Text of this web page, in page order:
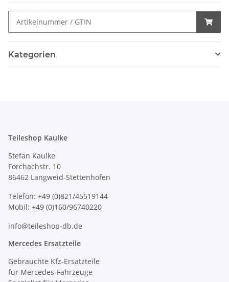
Kategorien
Teileshop Kaulke
Stefan Kaulke
Forchachstr. 10
86462 Langweid-Stettenhofen
Telefon: +49 (0)821/45519144
Mobil: +49 (0)160/96740220
info@teileshop-db.de
Mercedes Ersatzteile
Gebrauchte Kfz-Ersatzteile
für Mercedes-Fahrzeuge